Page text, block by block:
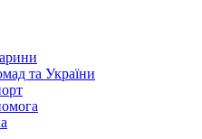
та України